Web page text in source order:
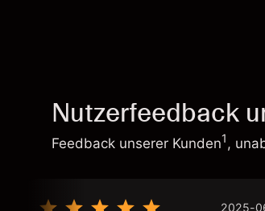
Nutzerfeedback
Feedback unserer Kunden1,
2025-